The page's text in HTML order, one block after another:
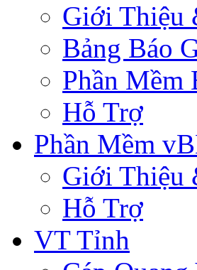
Giới Thiệu
Bảng Báo
Phần
Hỗ Trợ
Phần Mềm
Giới Thiệu
Hỗ Trợ
VT Tỉnh